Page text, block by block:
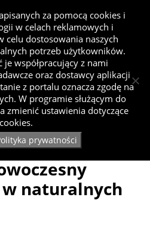
naturalnych
za pomocą cookies i
w celach reklamowych i
celu dostosowania naszych
potrzeb użytkowników.
je współpracujący z nami
oraz dostawcy aplikacji
z portalu oznacza zgodę na
W programie służącym do
zmienić ustawienia dotyczące
cookies.
prywatności